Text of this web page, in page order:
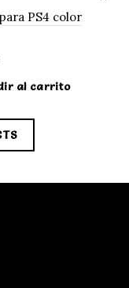
PS4 color
al carrito